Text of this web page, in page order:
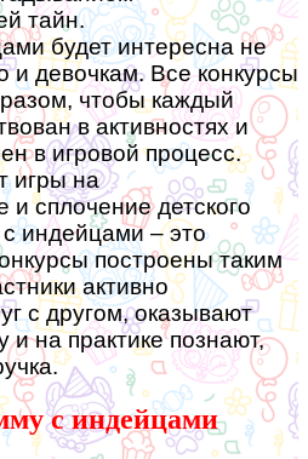
тайн.
будет интересна не
и девочкам. Все конкурсы
чтобы каждый
в активностях и
в игровой процесс.
игры на
и сплочение детского
с индейцами – это
построены таким
активно
с другом, оказывают
и на практике познают,
с индейцами